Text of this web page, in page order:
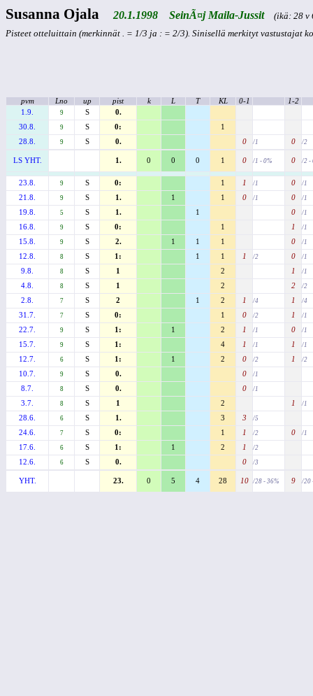
Susanna Ojala20.1.1998 SeinÃ¤j Maila-Jussit
(ikä: 28 v
Pisteet otteluittain (merkinnät . = 1/3 ja : = 2/3). Sinisellä merkityt vastustajat
pvm Lno up pist k L T KL 0-1
1-2
1.9.
9 S
0.
30.8.
9 S 0:
1
28.8.
9 S 0. 0 /1 0 /2
LS YHT. 1. 0 0 0 1 0 /1 - 0% 0 /2 -
23.8. 9 S 0: 1 1 /1 0 /1
21.8. 9 S 1. 1 1 0 /1 0 /1
19.8. 5 S 1. 1 0 /1
16.8. 9 S 0: 1 1 /1
15.8. 9 S 2. 1 1 1 0 /1
12.8. 8 S 1: 1 1 1 /2 0 /1
9.8. 8 S 1 2 1 /1
4.8. 8 S 1 2 2 /2
2.8. 7 S 2 1 2 1 /4 1 /4
31.7. 7 S 0: 1 0 /2 1 /1
22.7. 9 S 1: 1 2 1 /1 0 /1
15.7. 9 S 1: 4 1 /1 1 /1
12.7. 6 S 1: 1 2 0 /2 1 /2
10.7. 9 S 0. 0 /1
8.7. 8 S 0. 0 /1
3.7. 8 S 1 2 1 /1
28.6. 6 S 1. 3 3 /5
24.6. 7 S 0: 1 1 /2 0 /1
17.6. 6 S 1: 1 2 1 /2
12.6. 6 S 0. 0 /3
YHT. 23. 0 5 4 28 10 /28 - 36% 9 /20